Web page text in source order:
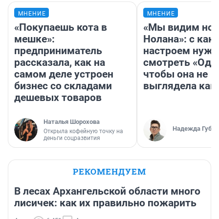
МНЕНИЕ
«Покупаешь кота в
мешке»:
предприниматель
рассказала, как на
самом деле устроен
бизнес со складами
дешевых товаров
Наталья Шорохова
Открыла кофейную точку на
деньги соцразвития
МНЕНИЕ
«Мы видим
Нолана»: с
настроем
смотреть
чтобы она не
выглядела как
Надежда
РЕКОМЕНДУЕМ
В лесах Архангельской области много
лисичек: как их правильно пожарить